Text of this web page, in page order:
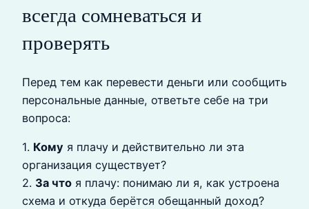
всегда сомневаться и
проверять
Перед тем как перевести деньги или сообщить
персональные данные, ответьте себе на три
вопроса:
1. Кому я плачу и действительно ли эта
организация существует?
2. За что я плачу: понимаю ли я, как устроена
схема и откуда берётся обещанный доход?